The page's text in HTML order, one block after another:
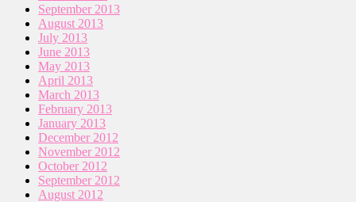
September 2013
August 2013
July 2013
June 2013
May 2013
April 2013
March 2013
February 2013
January 2013
December 2012
November 2012
October 2012
September 2012
August 2012